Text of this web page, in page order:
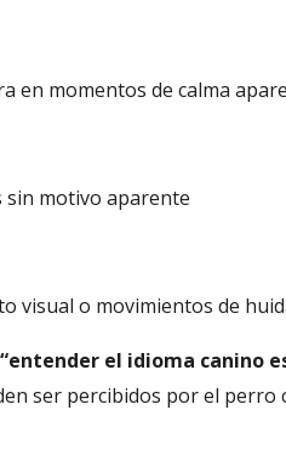
en momentos de calma
motivo aparente
visual o movimientos de
“entender el idioma canino
ser percibidos por el perro